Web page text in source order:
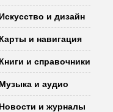
Искусство и дизайн
Карты и навигация
Книги и справочники
Музыка и аудио
Новости и журналы